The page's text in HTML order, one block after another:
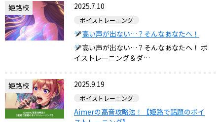
姫路校 2025.7.10
ボイストレーニング
高い声が出ない…？そんなあなたへ！
高い声が出ない…？そんなあなたへ！ ボ
イストレーニング＆ダ…
姫路校 2025.9.19
ボイストレーニング
Aimerの高音攻略法！【姫路で話題のボイ